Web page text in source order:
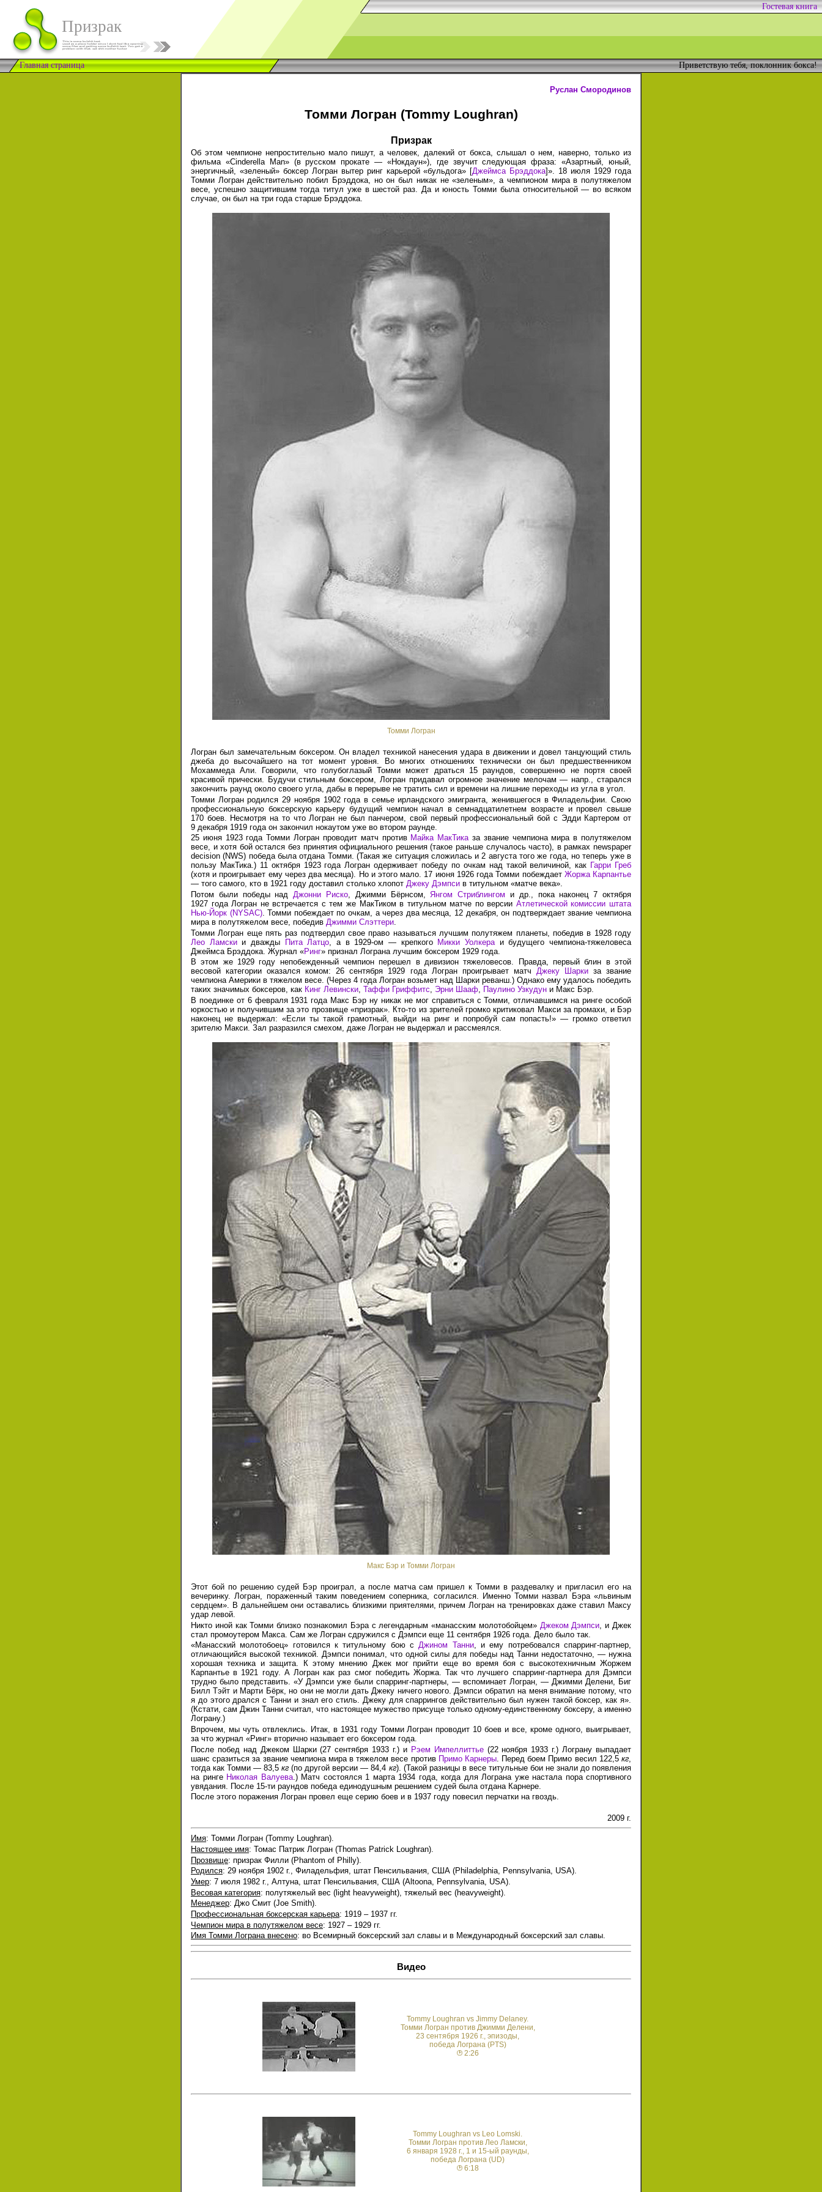
Гостевая книга
Призрак
Главная страница Приветствую тебя, поклонник бокса!
Руслан Смородинов
Томми Логран (Tommy Loughran)
Призрак
Об этом чемпионе непростительно мало пишут, а человек, далекий от бокса, слышал о нем, наверно, только из
фильма «Cinderella Man» (в русском прокате — «Нокдаун»), где звучит следующая фраза: «Азартный, юный,
энергичный, «зеленый» боксер Логран вытер ринг карьерой «бульдога» [Джеймса Брэддока]». 18 июля 1929 года
Томми Логран действительно побил Брэддока, но он был никак не «зеленым», а чемпионом мира в полутяжелом
весе, успешно защитившим тогда титул уже в шестой раз. Да и юность Томми была относительной — во всяком
случае, он был на три года старше Брэддока.
Томми Логран
Логран был замечательным боксером. Он владел техникой нанесения удара в движении и довел танцующий стиль
джеба до высочайшего на тот момент уровня. Во многих отношениях технически он был предшественником
Мохаммеда Али. Говорили, что голубоглазый Томми может драться 15 раундов,
совершенно не портя своей
красивой прически. Будучи стильным боксером, Логран придавал огромное значение мелочам — напр., старался
закончить раунд около своего угла, дабы в перерыве не тратить сил и времени на лишние переходы из угла в угол.
Томми Логран родился 29 ноября 1902 года в семье ирландского эмигранта, женившегося в Филадельфии. Свою
профессиональную боксерскую карьеру будущий чемпион начал в семнадцатилетнем возрасте и провел свыше
170 боев.
Несмотря на то что Логран не был панчером, свой первый профессиональный бой с Эдди Картером от
9 декабря 1919 года он закончил нокаутом уже во втором раунде.
25 июня 1923 года Томми Логран проводит матч против Майка МакТиказа звание чемпиона мира в полутяжелом
весе, и хотя бой остался без принятия официального решения (такое раньше случалось часто), в рамках newspaper
decision (NWS) победа была отдана Томми. (Такая же ситуация сложилась и2 августатого же года, но теперь уже в
пользу МакТика.) 11 октября 1923 годаЛогран одерживает победу по очкам над такой величиной, как Гарри Греб
(хотя и проигрывает ему через два месяца). Но и этого мало. 17 июня 1926 годаТомми побеждает Жоржа Карпантье
— того самого, кто в 1921 году доставил столько хлопот Джеку Дэмпси в титульном «матче века».
Потом были победы над Джонни Риско , Джимми Бёрнсом, Янгом Стриблингом и др., пока наконец7 октября
1927 годаЛогран не встречается с тем же МакТиком в титульном матче по версии Атлетической комиссии штата
Нью-Йорк (NYSAC). Томми побеждает по очкам, а через два месяца, 12 декабря, он подтверждает звание чемпиона
мира в полутяжелом весе, победив Джимми Слэттери
Томми Логран еще пять раз подтвердил свое право называться лучшим полутяжем планеты, победивв 1928 году
Лео Ламскии дважды Пита Латцо , а в 1929-ом — крепкого Микки Уолкера и будущего чемпиона-тяжеловеса
Джеймса Брэддока. Журнал «Ринг» признал Лограна лучшим боксером 1929 года.
В этом же 1929 году непобежденный чемпион перешел в дивизион тяжеловесов. Правда, первый блин в этой
весовой категории оказался комом:26 сентября 1929 годаЛогран проигрывает матч Джеку Шаркиза звание
чемпиона Америки в тяжелом весе. (Через 4 года Логран возьмет над Шарки реванш.) Однако ему удалось победить
таких значимых боксеров, как Кинг Левински, Таффи Гриффитс, Эрни Шааф, Паулино Узкудун и Макс Бэр.
В поединке от 6 февраля 1931 года Макс Бэр ну никак не мог справиться с Томми, отличавшимся на ринге особой
юркостью и получившим за это прозвище «призрак». Кто-то из зрителей громко критиковал Макси за промахи, и Бэр
наконец не выдержал: «Если ты такой грамотный, выйди на ринг и попробуй сам попасть!» — громко ответил
зрителю Макси. Зал разразился смехом, даже Логран не выдержал и рассмеялся.
Макс Бэр и Томми Логран
Этот бой по решению судей Бэр проиграл, а после матча сам пришел к Томми в раздевалку и пригласил его на
вечеринку. Логран, пораженный таким поведением соперника, согласился. Именно Томми назвал Бэра «львиным
сердцем». В дальнейшем они оставались близкими приятелями, причем Логран на тренировках даже ставил Максу
удар левой.
Никто иной как Томми близко познакомил Бэра с легендарным «манасским молотобойцем» Джеком Дэмпси , и Джек
стал промоутером Макса. Сам же Логран сдружился с Дэмпси еще 11 сентября 1926 года. Дело было так.
«Манасский молотобоец» готовился к титульному бою сДжином Танни, и ему потребовался спарринг-партнер,
отличающийся высокой техникой. Дэмпси понимал, что одной силы для победы над Танни недостаточно, — нужна
хорошая техника и защита. К этому мнению Джек мог прийти еще во время боя с высокотехничным Жоржем
Карпантьев 1921 году. А Логран как раз смог победить Жоржа. Так что лучшего спарринг-партнера для Дэмпси
трудно было представить. «У Дэмпси уже были спарринг-партнеры, — вспоминает Логран, — Джимми Делени, Биг
Билл Тэйт и Марти Бёрк, но они не могли дать Джеку ничего нового. Дэмпси обратил на меня внимание потому, что
я до этого дрался с Танни и знал его стиль. Джеку для спаррингов действительно был нужен такой боксер, как я».
(Кстати, сам Джин Танни считал, что настоящее мужество присуще только одному-единственному боксеру, а именно
Лограну.)
Впрочем, мы чуть отвлеклись. Итак, в 1931 годуТомми Логран проводит 10 боев и все, кроме одного, выигрывает,
за что журнал «Ринг» вторично называет его боксером года.
После побед над Джеком Шарки (27 сентября 1933 г.) и Рэем Импеллиттье(22 ноября 1933 г.) Лограну выпадает
шанс сразиться за звание чемпиона мира в тяжелом весе против Примо Карнеры. Перед боем Примо весил 122,5кг
тогда как Томми — 83,5кг (по другой версии — 84,4 кг). (Такой разницы в весе титульные бои не знали до появления
на ринге Николая Валуева.) Матч состоялся 1 марта 1934 года, когда для Лограна уже настала пора спортивного
увядания. После 15-ти раундов победа единодушным решением судей была отдана Карнере.
После этого поражения Логран провел еще серию боев и в 1937 году повесил перчатки на гвоздь.
2009 г.
Имя: Томми Логран (Tommy Loughran).
Настоящее имя: Томас Патрик Логран (Thomas Patrick Loughran).
Прозвище: призрак Филли (Phantom of Philly).
Родился: 29 ноября 1902 г., Филадельфия, штат Пенсильвания, США (Philadelphia, Pennsylvania, USA).
Умер: 7 июля 1982 г., Алтуна, штат Пенсильвания, США (Altoona, Pennsylvania, USA).
Весовая категория: полутяжелый вес (light heavyweight), тяжелый вес (heavyweight).
Менеджер: Джо Смит (Joe Smith).
Профессиональная боксерская карьера: 1919 – 1937 гг.
Чемпион мира в полутяжелом весе: 1927 – 1929 гг.
Имя Томми Лограна внесено: во Всемирный боксерский зал славы и в Международный боксерский зал славы.
Видео
Tommy Loughran vs Jimmy Delaney.
Томми Логран против Джимми Делени,
23 сентября 1926 г., эпизоды,
победа Лограна (PTS)
2:26
Tommy Loughran vs Leo Lomski.
Томми Логран против Лео Ламски,
6 января 1928 г., 1 и 15-ый раунды,
победа Лограна (UD)
6:18